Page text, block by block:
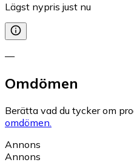
Lägst nypris just nu
—
Omdömen
Berätta vad du tycker om
omdömen.
Annons
Annons